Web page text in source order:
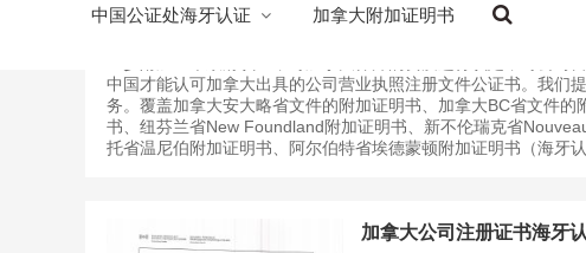
中国公证处海牙认证 加拿大附加证明书
加拿大公司营业执照注册文件必须经过加拿大海牙认证并翻译为
中国才能认可加拿大出具的公司营业执照注册文件公证书。我们
务。覆盖加拿大安大略省文件的附加证明书、加拿大BC省文件
书、纽芬兰省New Foundland附加证明书、新不伦瑞克省
托省温尼伯附加证明书、阿尔伯特省埃德蒙顿附加证明书（海牙认
加拿大公司注册证书海牙